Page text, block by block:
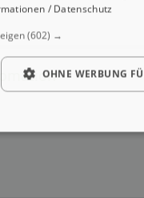
/ Datenschutz
(602) →
OHNE WERBUNG